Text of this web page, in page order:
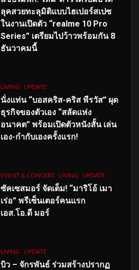
ลุคสวยทะลุมิติแบบไฮเปอร์สเปซ
ในงานเปิดตัว “realme 10 Pro
Series” เตรียมไปว้าวพร้อมกัน 8
ธันวาคมนี้
LIVING UPDATE
นั่งแท่น “บอสคริส-คริส พีรวัส” ผุด
ธุรกิจของตัวเอง “สลัดแห่ง
อนาคต” พร้อมเปิดตัวหนังสั้น เล่น
เอง-กำกับเองครั้งแรก!
EVENT & CONCERT LIVING UPDATE
ซัคเซสมอร์ จัดเต็ม! “มาริโอ้ เมา
เร่อ” พรีเซ็นเตอร์คนแรก
เอส.โอ.ดี มอร์
LIVING UPDATE
บิว – จักรพันธ์ ร่วมสร้างปรากฏ